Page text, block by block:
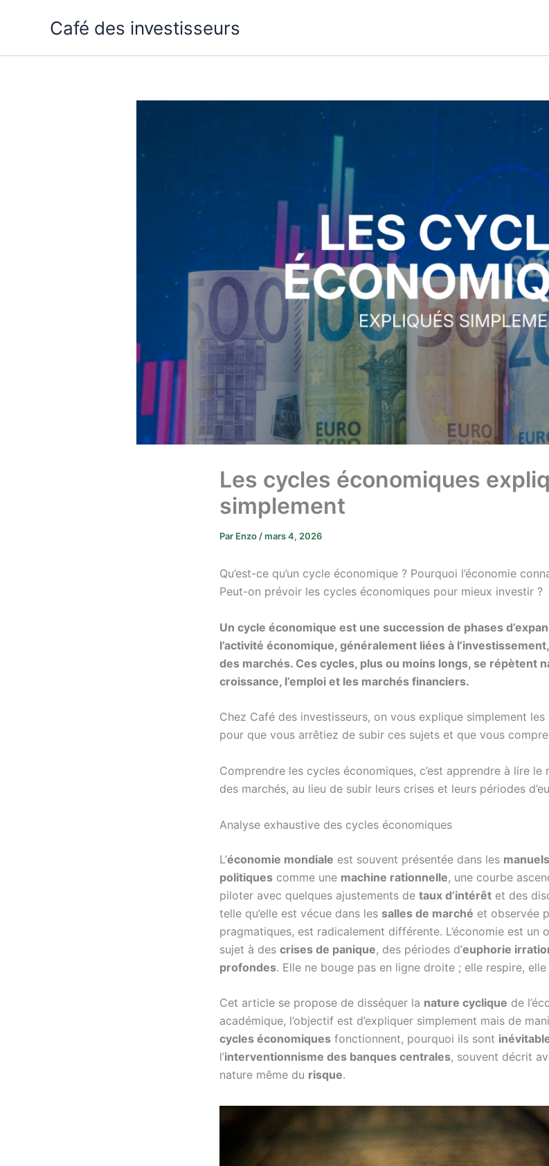
Café des investisseurs
Les cycles économiques
simplement
Par Enzo/mars 4, 2026
Qu’est-ce qu’un cycle économique ? Pourquoi l’économie
Peut-on prévoir les cycles économiques pour mieux investir ?
Un cycle économique est une succession de phases
l’activité économique, généralement liées à
des marchés. Ces cycles, plus ou moins longs, se répètent
croissance, l’emploi et les marchés financiers.
Chez Café des investisseurs, on vous explique simplement
pour que vous arrêtiez de subir ces sujets et que vous
Comprendre les cycles économiques, c’est apprendre à lire le
des marchés, au lieu de subir leurs crises et leurs périodes
Analyse exhaustive des cycles économiques
L’économie mondiale est souvent présentée dans les
politiques comme une machine rationnelle, une courbe
piloter avec quelques ajustements de taux d’intérêt et des
telle qu’elle est vécue dans les salles de marché et observée
pragmatiques, est radicalement différente. L’économie est un
sujet à des crises de panique, des périodes d’euphorie
profondes. Elle ne bouge pas en ligne droite ; elle respire,
Cet article se propose de disséquer la nature cyclique de
académique, l’objectif est d’expliquer simplement mais de
cycles économiques fonctionnent, pourquoi ils sont
l’interventionnisme des banques centrales, souvent décrit
nature même du risque.